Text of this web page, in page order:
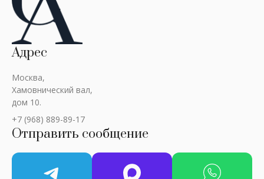
Адрес
Москва,
Хамовнический вал,
дом 10.
+7 (968) 889-89-17
Отправить сообщение